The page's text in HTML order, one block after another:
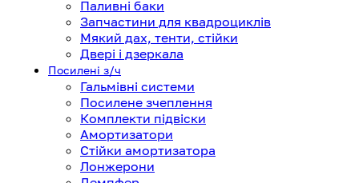
Паливні баки
Запчастини для квадроциклів
Мякий дах, тенти, стійки
Двері і дзеркала
Посилені з/ч
Гальмівні системи
Посилене зчеплення
Комплекти підвіски
Амортизатори
Стійки амортизатора
Лонжерони